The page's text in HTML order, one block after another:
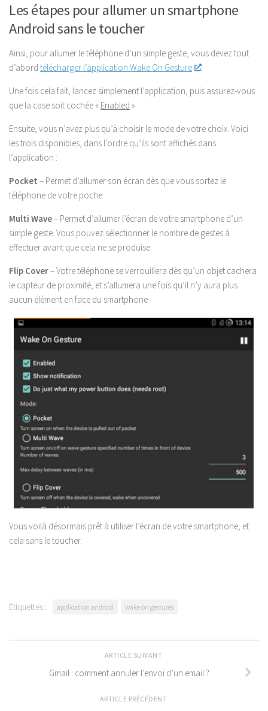
Les étapes pour allumer un smartphone
Android sans le toucher
Ainsi, pour allumer le téléphone d’un simple geste, vous devez tout
d’abord télécharger l’application Wake On Gesture .
Une fois cela fait, lancez simplement l’application, puis assurez-vous
que la case soit cochée « Enabled ».
Ensuite, vous n’avez plus qu’à choisir le mode de votre choix. Voici
les trois disponibles, dans l’ordre qu’ils sont affichés dans
l’application :
Pocket – Permet d’allumer son écran dès que vous sortez le
téléphone de votre poche
Multi Wave– Permet d’allumer l’écran de votre smartphone d’un
simple geste. Vous pouvez sélectionner le nombre de gestes à
effectuer avant que cela ne se produise.
Flip Cover– Votre téléphone se verrouillera dès qu’un objet cachera
le capteur de proximité, et s’allumera une fois qu’il n’y aura plus
aucun élément en face du smartphone
Vous voilà désormais prêt à utiliser l’écran de votre smartphone, et
cela sans le toucher.
Étiquettes : application android wake on gestures
ARTICLE SUIVANT
Gmail : comment annuler l’envoi d’un email ?
ARTICLE PRÉCÉDENT